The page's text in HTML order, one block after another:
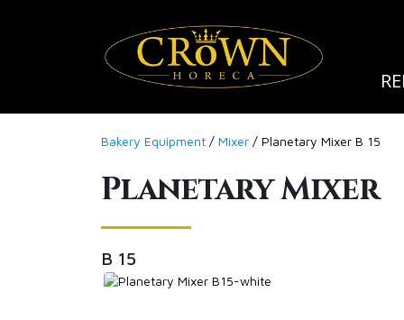
Bakery Equipment / Mixer / Planetary Mixer B 15
Planetary Mixer
B 15